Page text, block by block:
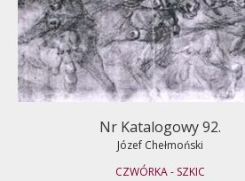
Nr Katalogowy 92.
Józef Chełmoński
CZWÓRKA - SZKIC